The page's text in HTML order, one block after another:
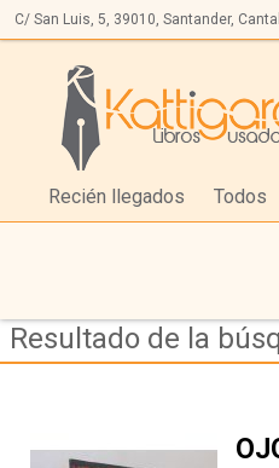
C/ San Luis, 5, 39010, Santander,
Recién llegados Todos
Resultado de la